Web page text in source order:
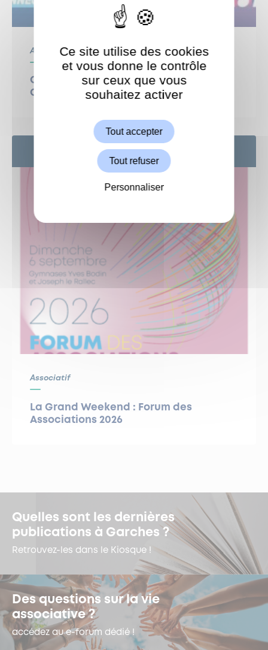
Associatif
Courons solidaire : 15ème édition de la
Course Enfants sans Cancer
6 SEP
Associatif
La Grand Weekend : Forum des
Associations 2026
Quelles sont les dernières
publications à Garches ?
Retrouvez-les dans le Kiosque !
Des questions sur la vie
associative ?
accédez au e-forum dédié !
ShareThis est désactivé.
Ce site utilise des cookies
et vous donne le contrôle
sur ceux que vous
souhaitez activer
Tout accepter
Tout refuser
Personnaliser